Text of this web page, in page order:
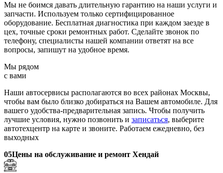
Мы не боимся давать длительную гарантию на наши услуги и
запчасти. Используем только сертифицированное
оборудование. Бесплатная диагностика при каждом заезде в
цех, точные сроки ремонтных работ. Сделайте звонок по
телефону, специалисты нашей компании ответят на все
вопросы, запишут на удобное время.
Мы рядом
с вами
Наши автосервисы располагаются во всех районах Москвы,
чтобы вам было близко добираться на Вашем автомобиле. Для
вашего удобства-предварительная запись. Чтобы получить
лучшие условия, нужно позвонить и записаться, выберите
автотехцентр на карте и звоните. Работаем ежедневно, без
выходных
05Цены на обслуживание и ремонт Хендай